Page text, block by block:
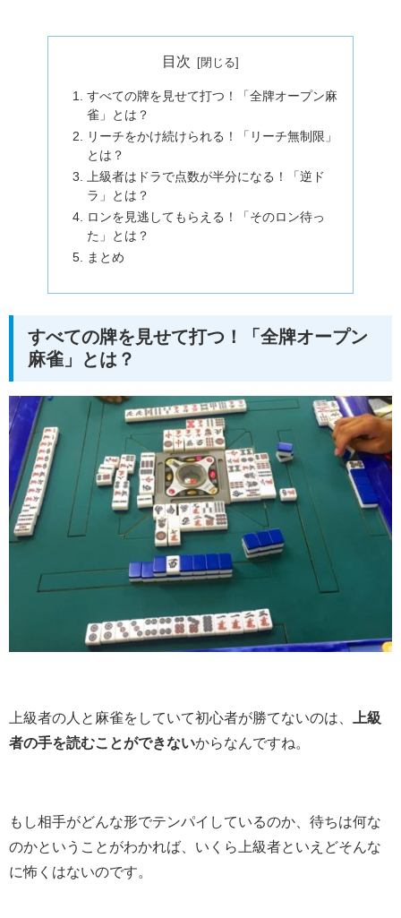
目次
すべての牌を見せて打つ！「全牌オープン麻
雀」とは？
リーチをかけ続けられる！「リーチ無制限」
とは？
上級者はドラで点数が半分になる！「逆ド
ラ」とは？
ロンを見逃してもらえる！「そのロン待っ
た」とは？
まとめ
すべての牌を見せて打つ！「全牌オープン
麻雀」とは？
上級者の人と麻雀をしていて初心者が勝てないのは、
上級
者の手を読むことができないからなんですね。
もし相手がどんな形でテンパイしているのか、待ちは何な
のかということがわかれば、いくら上級者といえどそんな
に怖くはないのです。